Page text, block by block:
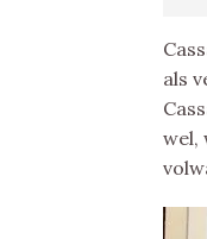
als
wel,